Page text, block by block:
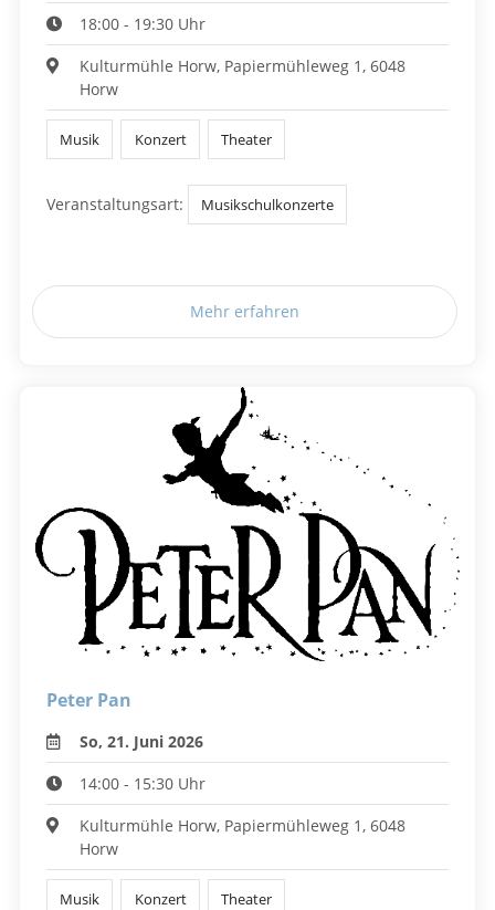
18:00 - 19:30 Uhr
Kulturmühle Horw, Papiermühleweg 1, 6048
Horw
Musik Konzert Theater
Veranstaltungsart: Musikschulkonzerte
Mehr erfahren
Peter Pan
So, 21. Juni 2026
14:00 - 15:30 Uhr
Kulturmühle Horw, Papiermühleweg 1, 6048
Horw
Musik Konzert Theater